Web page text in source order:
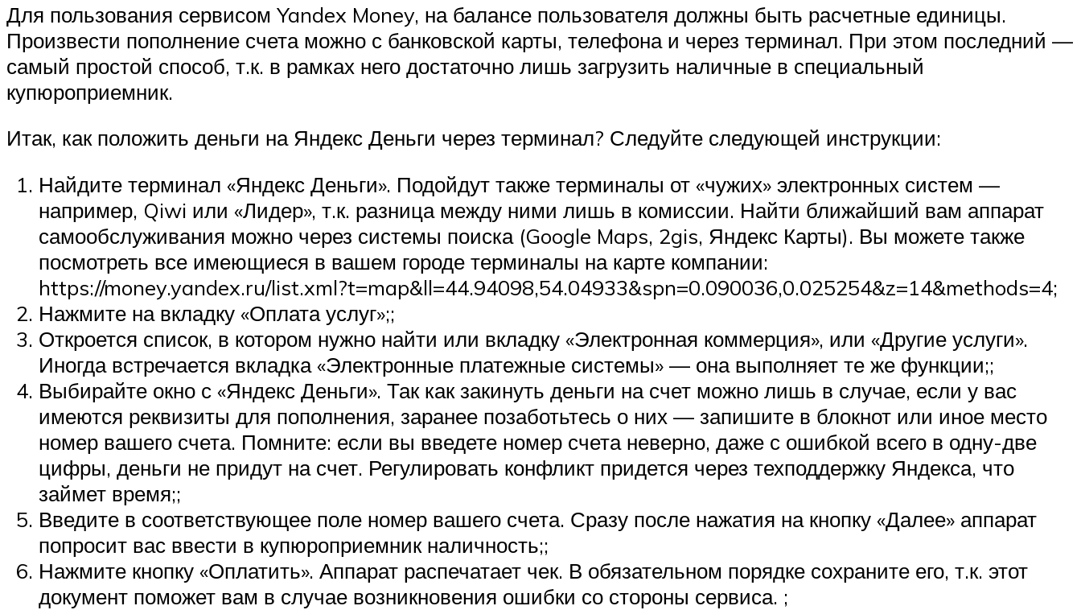
Для пользования сервисом Yandex Money, на балансе пользователя должны быть расчетные единицы.
Произвести пополнение счета можно с банковской карты, телефона и через терминал. При этом последний —
самый простой способ, т.к. в рамках него достаточно лишь загрузить наличные в специальный
купюроприемник.
Итак, как положить деньги на Яндекс Деньги через терминал? Следуйте следующей инструкции:
Найдите терминал «Яндекс Деньги». Подойдут также терминалы от «чужих» электронных систем —
например, Qiwi или «Лидер», т.к. разница между ними лишь в комиссии. Найти ближайший вам аппарат
самообслуживания можно через системы поиска (Google Maps, 2gis, Яндекс Карты). Вы можете также
посмотреть все имеющиеся в вашем городе терминалы на карте компании:
https://money.yandex.ru/list.xml?t=map&ll=44.94098,54.04933&spn=0.090036,0.025254&z=14&methods=4;
Нажмите на вкладку «Оплата услуг»;;
Откроется список, в котором нужно найти или вкладку «Электронная коммерция», или «Другие услуги».
Иногда встречается вкладка «Электронные платежные системы» — она выполняет те же функции;;
Выбирайте окно с «Яндекс Деньги». Так как закинуть деньги на счет можно лишь в случае, если у вас
имеются реквизиты для пополнения, заранее позаботьтесь о них — запишите в блокнот или иное место
номер вашего счета. Помните: если вы введете номер счета неверно, даже с ошибкой всего в одну-две
цифры, деньги не придут на счет. Регулировать конфликт придется через техподдержку Яндекса, что
займет время;;
Введите в соответствующее поле номер вашего счета. Сразу после нажатия на кнопку «Далее» аппарат
попросит вас ввести в купюроприемник наличность;;
Нажмите кнопку «Оплатить». Аппарат распечатает чек. В обязательном порядке сохраните его, т.к. этот
документ поможет вам в случае возникновения ошибки со стороны сервиса. ;